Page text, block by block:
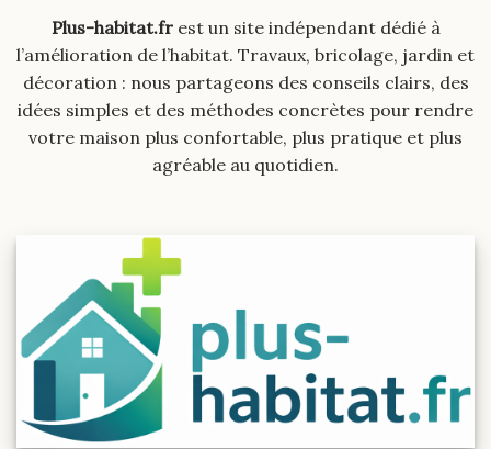
Plus-habitat.frest un site indépendant dédié à
l’amélioration de l’habitat. Travaux, bricolage, jardin et
décoration : nous partageons des conseils clairs, des
idées simples et des méthodes concrètes pour rendre
votre maison plus confortable, plus pratique et plus
agréable au quotidien.